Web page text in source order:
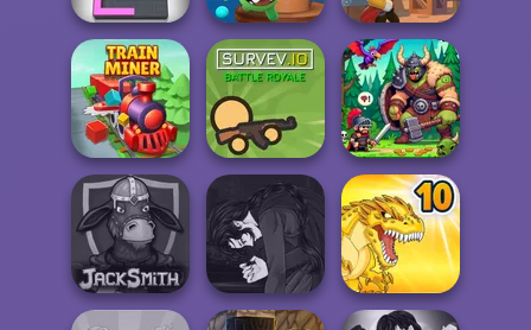
Color Fill 3D
Om Nom Tower
3D
Western Sniper
Train Miner Survev.io Dragon Hunter